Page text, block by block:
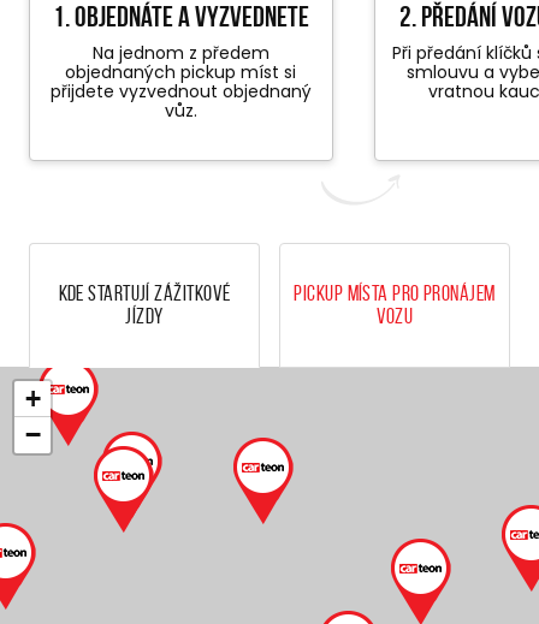
1. objednáte a vyzvednete
Na jednom z předem
objednaných pickup míst si
přijdete vyzvednout objednaný
vůz.
2. předání
Při předání
smlouvu a
vratnou
Kde startují zážitkové
jízdy
Pickup místa pro pronájem
vozu
+
−